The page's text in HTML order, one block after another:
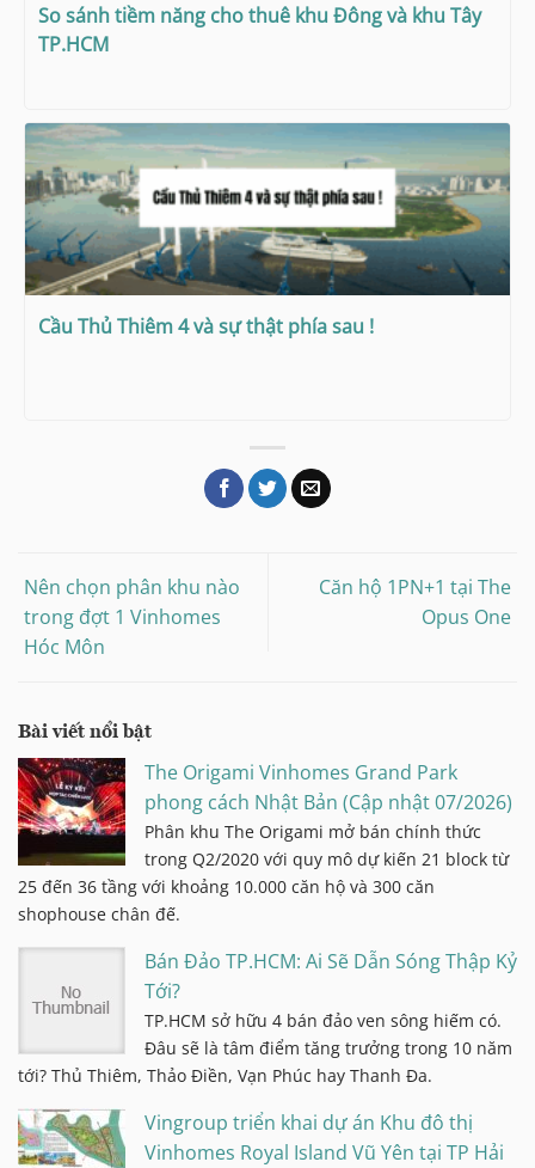
So sánh tiềm năng cho thuê khu Đông và khu Tây
TP.HCM
Cầu Thủ Thiêm 4 và sự thật phía sau !
Nên chọn phân khu nào
trong đợt 1 Vinhomes
Hóc Môn
Căn hộ 1PN+1 tại The
Opus One
Bài viết nổi bật
The Origami Vinhomes Grand Park
phong cách Nhật Bản (Cập nhật 07/2026)
Phân khu The Origami mở bán chính thức
trong Q2/2020 với quy mô dự kiến 21 block từ
25 đến 36 tầng với khoảng 10.000 căn hộ và 300 căn
shophouse chân đế.
Bán Đảo TP.HCM: Ai Sẽ Dẫn Sóng Thập Kỷ
Tới?
TP.HCM sở hữu 4 bán đảo ven sông hiếm có.
Đâu sẽ là tâm điểm tăng trưởng trong 10 năm
tới? Thủ Thiêm, Thảo Điền, Vạn Phúc hay Thanh Đa.
Vingroup triển khai dự án Khu đô thị
Vinhomes Royal Island Vũ Yên tại TP Hải